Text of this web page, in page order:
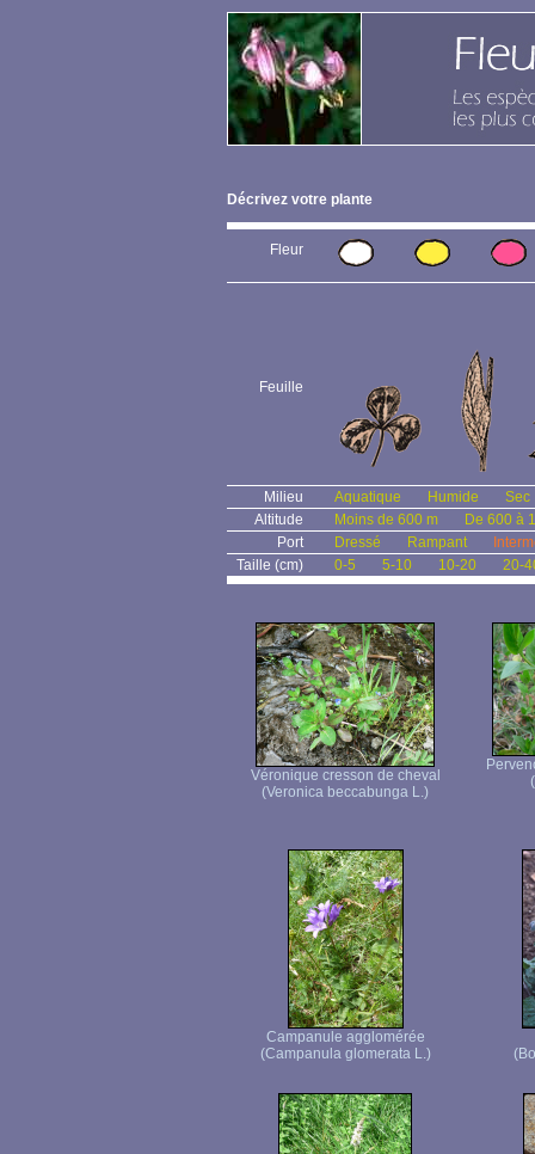
Décrivez votre plante
Fleur
Feuille
Milieu Aquatique Humide
Sec
Altitude
Moins de 600 m
De 600 à
Port
Dressé Rampant
Taille (cm)
0-5 5-10 10-20 20-
Véronique cresson de cheval
(Veronica beccabunga L.)
Campanule agglomérée
(Campanula glomerata L.)